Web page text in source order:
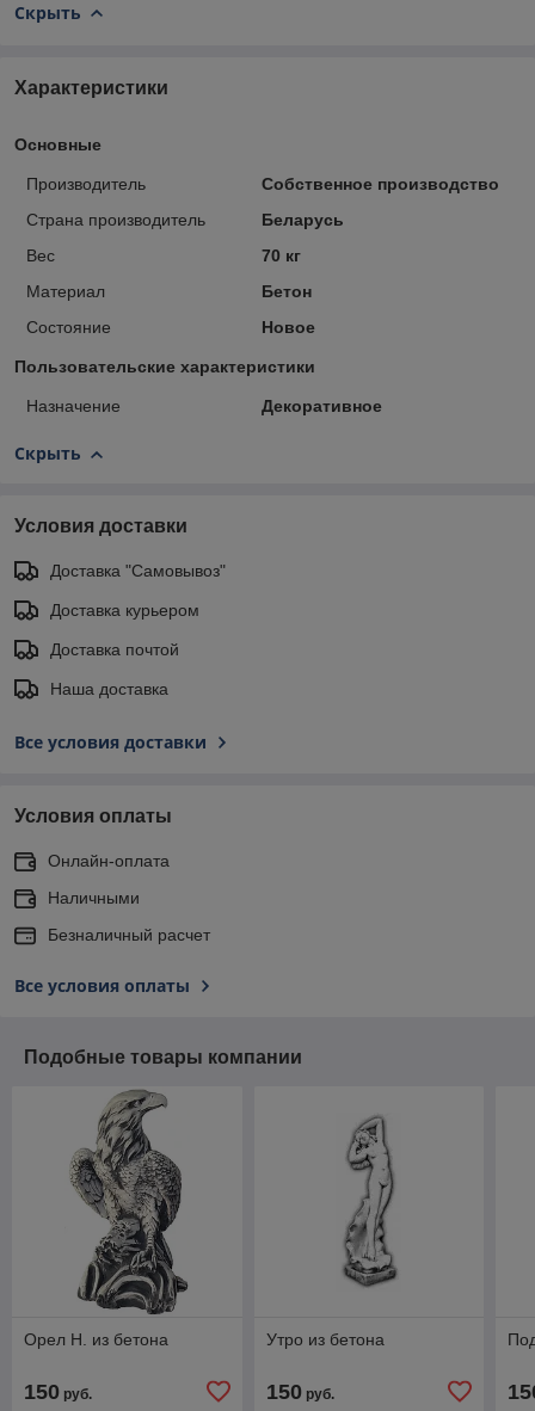
Скрыть
Характеристики
Основные
Производитель
Собственное производство
Страна производитель
Беларусь
Вес
70 кг
Материал
Бетон
Состояние
Новое
Пользовательские характеристики
Назначение Декоративное
Скрыть
Условия доставки
Доставка "Самовывоз"
Доставка курьером
Доставка почтой
Наша доставка
Все условия доставки
Условия оплаты
Онлайн-оплата
Наличными
Безналичный расчет
Все условия оплаты
Подобные товары компании
Орел Н. из бетона
150 руб.
Утро из бетона
150руб.